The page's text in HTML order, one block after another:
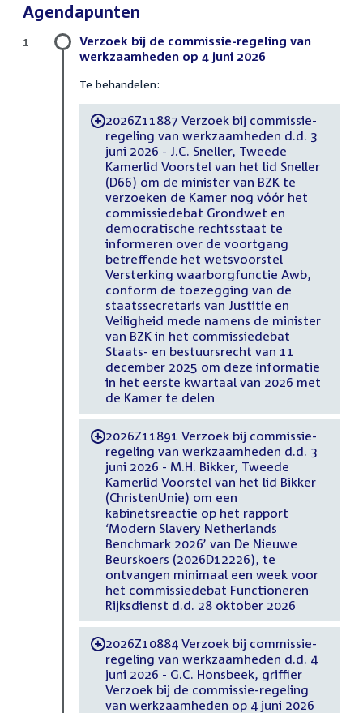
Agendapunten
Verzoek bij de commissie-regeling van
werkzaamheden op 4 juni 2026
Te behandelen:
-2026Z11887 Verzoek bij commissie-
regeling van werkzaamheden d.d. 3
juni 2026 - J.C. Sneller, Tweede
Kamerlid Voorstel van het lid Sneller
(D66) om de minister van BZK te
verzoeken de Kamer nog vóór het
commissiedebat Grondwet en
democratische rechtsstaat te
informeren over de voortgang
betreffende het wetsvoorstel
Versterking waarborgfunctie Awb,
conform de toezegging van de
staatssecretaris van Justitie en
Veiligheid mede namens de minister
van BZK in het commissiedebat
Staats- en bestuursrecht van 11
december 2025 om deze informatie
in het eerste kwartaal van 2026 met
de Kamer te delen
-2026Z11891 Verzoek bij commissie-
regeling van werkzaamheden d.d. 3
juni 2026 - M.H. Bikker, Tweede
Kamerlid Voorstel van het lid Bikker
(ChristenUnie) om een
kabinetsreactie op het rapport
‘Modern Slavery Netherlands
Benchmark 2026’ van De Nieuwe
Beurskoers (2026D12226), te
ontvangen minimaal een week voor
het commissiedebat Functioneren
Rijksdienst d.d. 28 oktober 2026
-2026Z10884 Verzoek bij commissie-
regeling van werkzaamheden d.d. 4
juni 2026 - G.C. Honsbeek, griffier
Verzoek bij de commissie-regeling
van werkzaamheden op 4 juni 2026
1